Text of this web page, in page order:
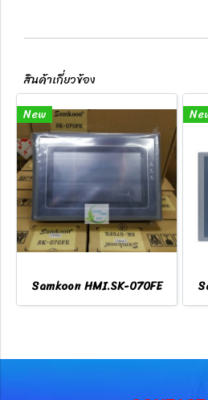
สินค้าเกี่ยวข้อง
New
Samkoon HMI.SK-070FE